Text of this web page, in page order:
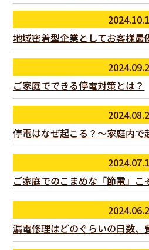
ご家庭でできる停電対策とは？
ご家庭でのこまめな「節電」
漏電修理はどのぐらいの日数、